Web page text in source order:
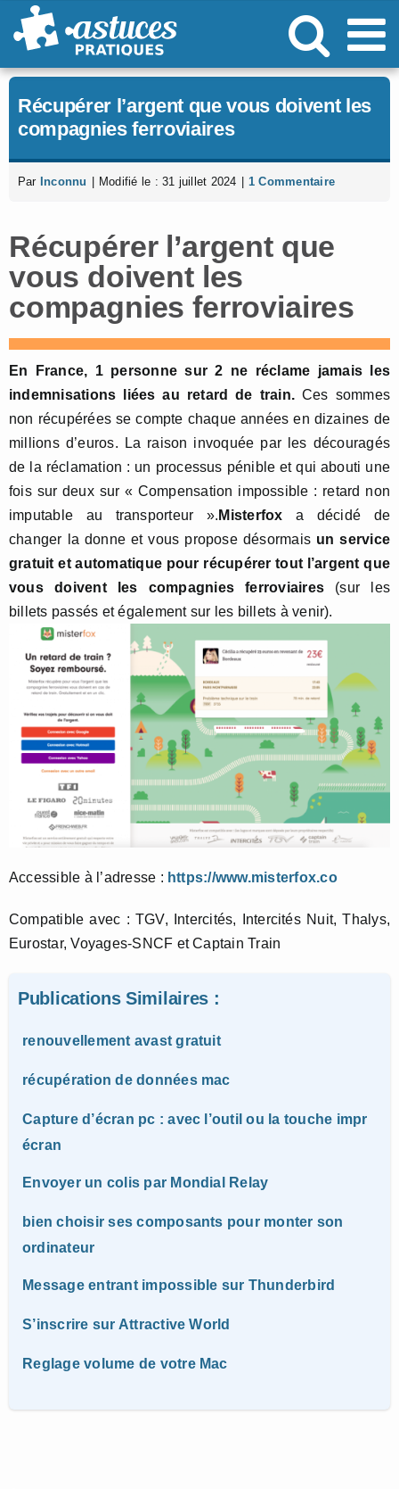
Passer
au
Récupérer l’argent que vous doivent les
compagnies ferroviaires
Par Inconnu Modifié le : 31 juillet 2024 1 Commentaire
Récupérer l’argent que
vous doivent les
compagnies ferroviaires
En France, 1 personne sur 2 ne réclame jamais les
indemnisations liées au retard de train. Ces sommes
non récupérées se compte chaque années en dizaines de
millions d’euros. La raison invoquée par les découragés
de la réclamation : un processus pénible et qui abouti une
fois sur deux sur « Compensation impossible : retard non
imputable au transporteur ». Misterfox a décidé de
changer la donne et vous propose désormais un service
gratuit et automatique pour récupérer tout l’argent que
vous doivent les compagnies ferroviaires (sur les
billets passés et également sur les billets à venir).
Accessible à l’adresse : https://www.misterfox.co
Compatible avec : TGV, Intercités, Intercités Nuit, Thalys,
Eurostar, Voyages-SNCF et Captain Train
Publications Similaires :
renouvellement avast gratuit
récupération de données mac
Capture d’écran pc : avec l’outil ou la touche impr
écran
Envoyer un colis par Mondial Relay
bien choisir ses composants pour monter son
ordinateur
Message entrant impossible sur Thunderbird
S’inscrire sur Attractive World
Reglage volume de votre Mac